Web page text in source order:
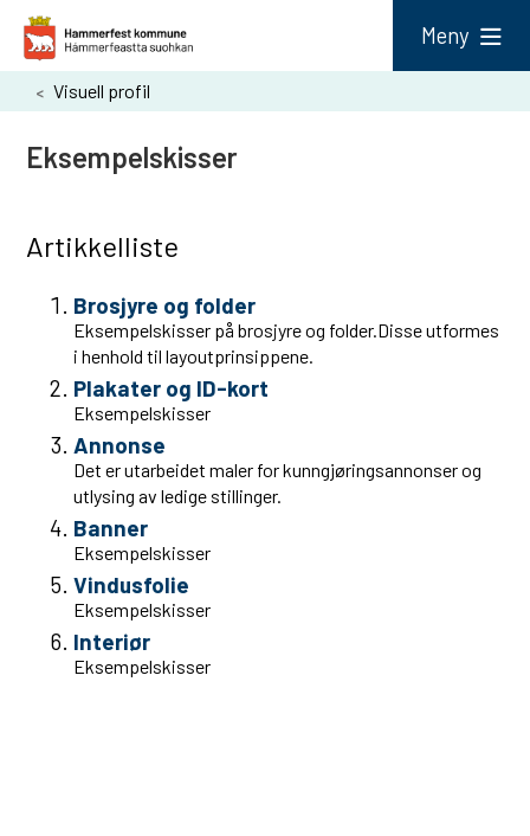
H
a
m
m
f
Meny
Du
her:
Visuell profil
Eksempelskisser
Artikkelliste
Brosjyre og folder
Eksempelskisser på brosjyre og folder.Disse utformes
i henhold til layoutprinsippene.
Plakater og ID-kort
Eksempelskisser
Annonse
Det er utarbeidet maler for kunngjøringsannonser og
utlysing av ledige stillinger.
Banner
Eksempelskisser
Vindusfolie
Eksempelskisser
Interiør
Eksempelskisser